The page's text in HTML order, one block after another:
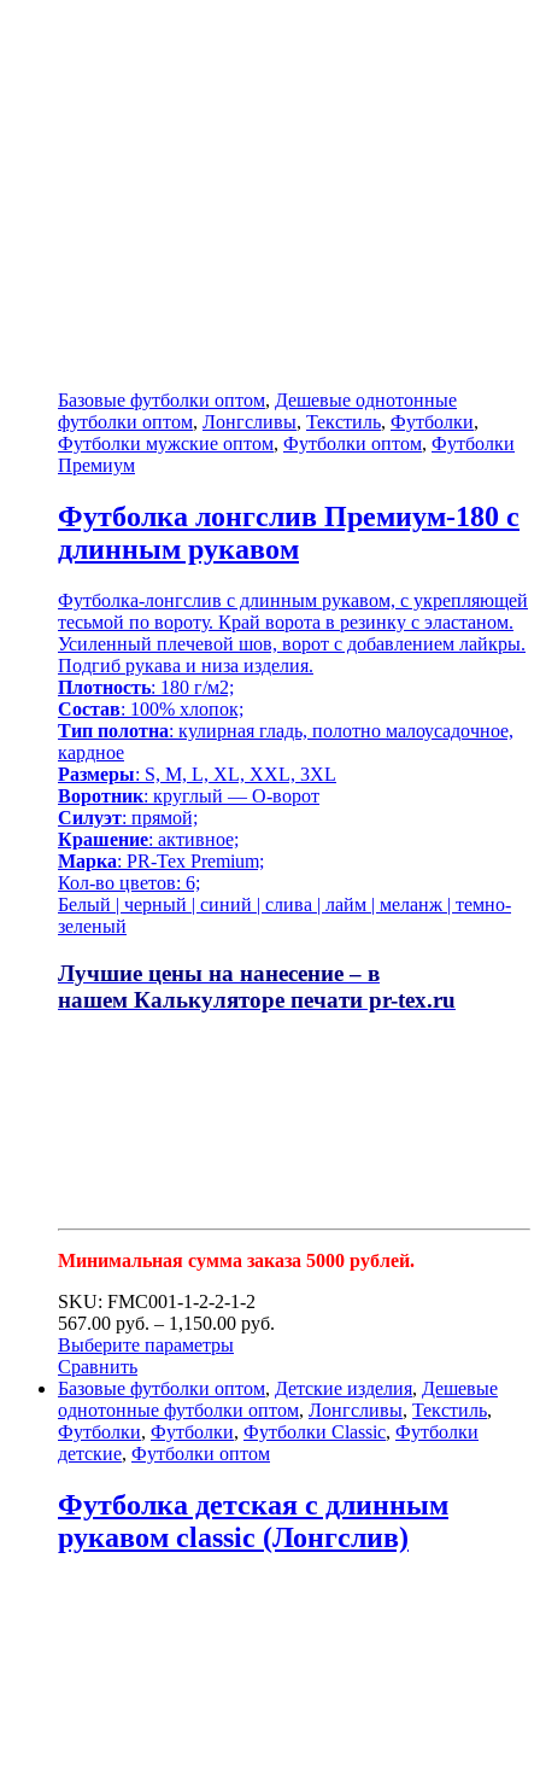
Базовые футболки оптом, Дешевые однотонные
футболки оптом, Лонгсливы, Текстиль, Футболки,
Футболки мужские оптом, Футболки оптом, Футболки
Премиум
Футболка лонгслив Премиум-180 с
длинным рукавом
Футболка-лонгслив с длинным рукавом, с укрепляющей
тесьмой по вороту. Край ворота в резинку с эластаном.
Усиленный плечевой шов, ворот с добавлением лайкры.
Подгиб рукава и низа изделия.
Плотность: 180 г/м2;
Состав: 100% хлопок;
Тип полотна: кулирная гладь, полотно малоусадочное,
кардное
Размеры: S, M, L, XL, XXL, 3XL
Воротник: круглый — О-ворот
Силуэт: прямой;
Крашение: активное;
Марка: PR-Tex Premium;
Кол-во цветов: 6;
Белый | черный | синий | слива | лайм | меланж | темно-
зеленый
Лучшие цены на нанесение – в
нашем Калькуляторе печати pr-tex.ru
Минимальная сумма заказа 5000 рублей.
SKU: FMC001-1-2-2-1-2
567.00 руб. – 1,150.00 руб.
Выберите параметры
Сравнить
Базовые футболки оптом, Детские изделия, Дешевые
однотонные футболки оптом, Лонгсливы, Текстиль,
Футболки, Футболки, Футболки Classic, Футболки
детские, Футболки оптом
Футболка детская с длинным
рукавом classic (Лонгслив)